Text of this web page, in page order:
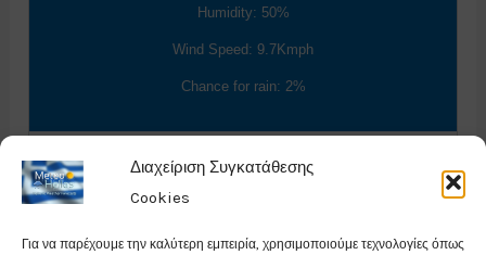
Διαχείριση Συγκατάθεσης
Cookies
Για να παρέχουμε την καλύτερη εμπειρία, χρησιμοποιούμε τεχνολογίες όπως
Humidity: 50%
Wind Speed: 9.7Kmph
Chance for rain: 2%